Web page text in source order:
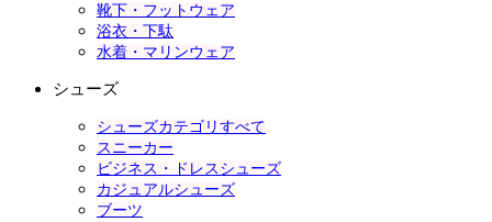
靴下・フットウェア
浴衣・下駄
水着・マリンウェア
シューズ
シューズカテゴリすべて
スニーカー
ビジネス・ドレスシューズ
カジュアルシューズ
ブーツ